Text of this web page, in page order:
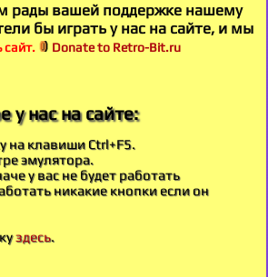
рады вашей поддержке нашему
бы играть у нас на сайте, и мы
сайт. Donate to Retro-Bit.ru
у нас на сайте:
на клавиши Ctrl+F5.
эмулятора.
у вас не будет работать
никакие кнопки если он
здесь.